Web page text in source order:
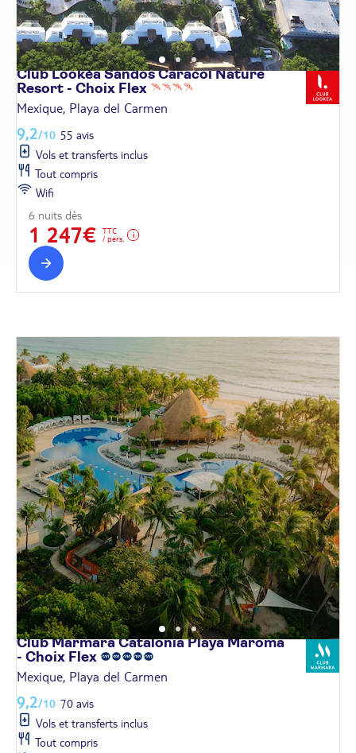
Club Lookéa Sandos Caracol Nature
Resort - Choix Flex
Mexique, Playa del Carmen
9,2/10 55 avis
Vols et transferts inclus
Tout compris
Wifi
6 nuits dès
1 247€
TTC
/ pers.
Club Marmara Catalonia Playa Maroma
- Choix Flex
Mexique, Playa del Carmen
9,2/10 70 avis
Vols et transferts inclus
Tout compris